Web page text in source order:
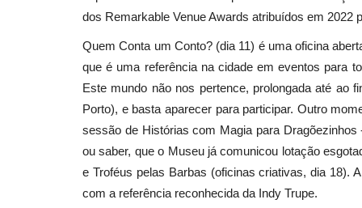
dos Remarkable Venue Awards atribuídos em 2022
Quem Conta um Conto? (dia 11) é uma oficina
que é uma referência na cidade em eventos para
Este mundo não nos pertence, prolongada até ao
Porto), e basta aparecer para participar. Outro
sessão de Histórias com Magia para
ou saber, que o Museu já comunicou lotação
e Troféus pelas Barbas (oficinas criativas, dia 18).
com a referência reconhecida da Indy Trupe.